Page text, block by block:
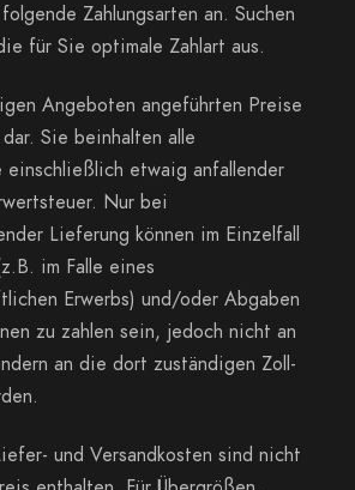
Zahlungsarten an. Suchen
für Sie optimale Zahlart aus.
Angeboten angeführten Preise
Sie beinhalten alle
einschließlich etwaig anfallender
Nur bei
Lieferung können im Einzelfall
im Falle eines
Erwerbs) und/oder Abgaben
zu zahlen sein, jedoch nicht an
an die dort zuständigen Zoll-
und Versandkosten sind nicht